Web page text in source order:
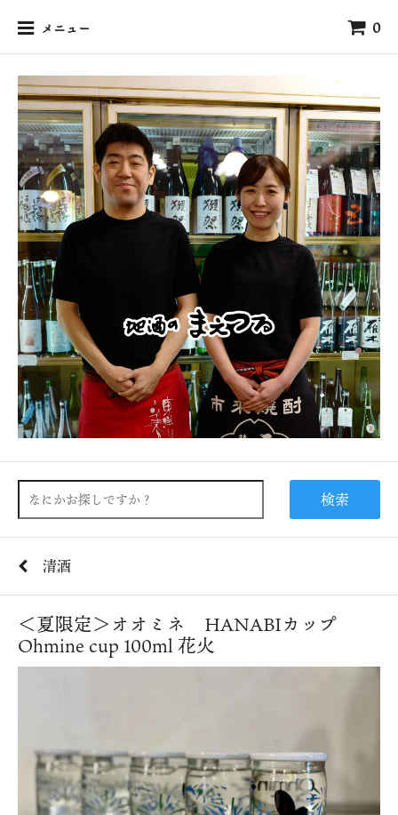
メニュー 0
検索
清酒
＜夏限定＞オオミネ HANABIカップ
Ohmine cup 100ml 花火